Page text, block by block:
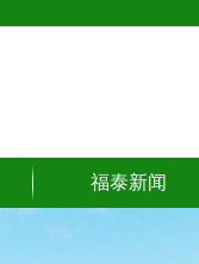
福泰新闻